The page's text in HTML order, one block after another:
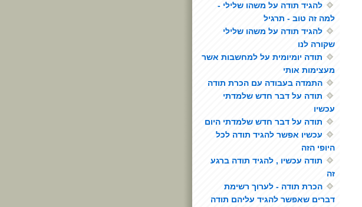
להגיד תודה על משהו שלילי -
למה זה טוב - תרגיל
להגיד תודה על משהו שלילי
שקורה לנו
תודה יומיומית על למחשבות אשר
מעצימות אותי
התמדה בעבודה עם הכרת תודה
תודה על דבר חדש שלמדתי
עכשיו
תודה על דבר חדש שלמדתי היום
עכשיו אפשר להגיד תודה לכל
היופי הזה
תודה עכשיו , להגיד תודה ברגע
זה
הכרת תודה - לערוך רשימת
דברים שאפשר להגיד עליהם תודה